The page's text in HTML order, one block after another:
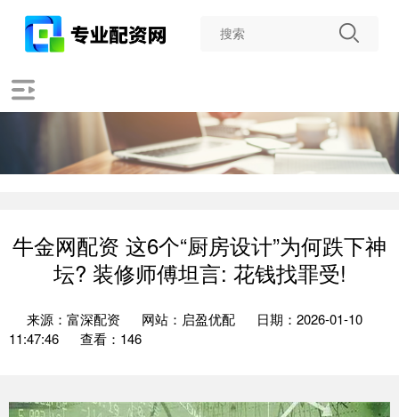
牛金网配资 这6个“厨房设计”为何跌下神
坛? 装修师傅坦言: 花钱找罪受!
来源：富深配资 网站：启盈优配
日期：2026-01-10
11:47:46
查看：146